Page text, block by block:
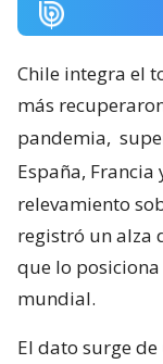
Chile integra el
más
pandemia,
España, Francia
relevamiento
registró un alza
que lo
mundial.
El dato surge